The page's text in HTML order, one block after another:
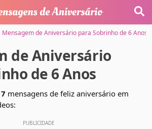
Mensagem de Aniversário para Sobrinho de 6 Anos
de Aniversário
de 6 Anos
7 mensagens de feliz aniversário em